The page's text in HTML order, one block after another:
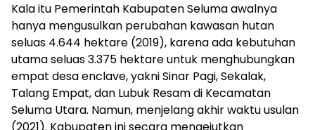
Kala itu Pemerintah Kabupaten Seluma awalnya
hanya mengusulkan perubahan kawasan hutan
seluas 4.644 hektare (2019), karena ada kebutuhan
utama seluas 3.375 hektare untuk menghubungkan
empat desa enclave, yakni Sinar Pagi, Sekalak,
Talang Empat, dan Lubuk Resam di Kecamatan
Seluma Utara. Namun, menjelang akhir waktu usulan